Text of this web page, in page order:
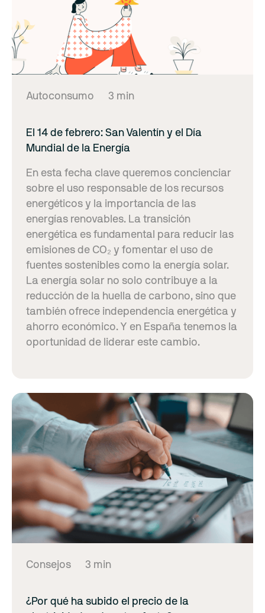
Autoconsumo 3 min
El 14 de febrero: San Valentín y el Día
Mundial de la Energía
En esta fecha clave queremos concienciar
sobre el uso responsable de los recursos
energéticos y la importancia de las
energías renovables. La transición
energética es fundamental para reducir las
emisiones de CO₂ y fomentar el uso de
fuentes sostenibles como la energía solar.
La energía solar no solo contribuye a la
reducción de la huella de carbono, sino que
también ofrece independencia energética y
ahorro económico. Y en España tenemos la
oportunidad de liderar este cambio.
Consejos 3 min
¿Por qué ha subido el precio de la